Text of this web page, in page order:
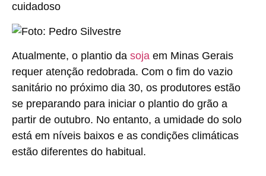
cuidadoso
Atualmente, o plantio da soja em Minas Gerais
requer atenção redobrada. Com o fim do vazio
sanitário no próximo dia 30, os produtores estão
se preparando para iniciar o plantio do grão a
partir de outubro. No entanto, a umidade do solo
está em níveis baixos e as condições climáticas
estão diferentes do habitual.